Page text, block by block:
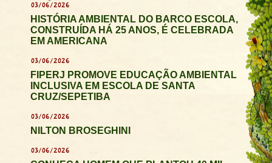
03/06/2026
HISTÓRIA AMBIENTAL DO BARCO ESCOLA,
CONSTRUÍDA HÁ 25 ANOS, É CELEBRADA
EM AMERICANA
03/06/2026
FIPERJ PROMOVE EDUCAÇÃO AMBIENTAL
INCLUSIVA EM ESCOLA DE SANTA
CRUZ/SEPETIBA
03/06/2026
NILTON BROSEGHINI
03/06/2026